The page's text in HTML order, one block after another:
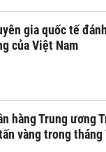
gia quốc tế
của Việt Nam
hàng Trung ương
vàng trong tháng